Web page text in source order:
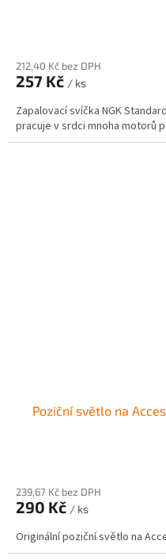
212,40 Kč bez DPH
257 Kč / ks
Zapalovací svíčka NGK
pracuje v srdci mnoha motorů
Poziční světlo na
239,67 Kč bez DPH
290 Kč / ks
Originální poziční světlo na